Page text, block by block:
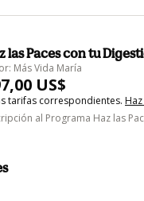
las Paces con tu
Más Vida María
US$
tarifas correspondientes.
al Programa Haz las